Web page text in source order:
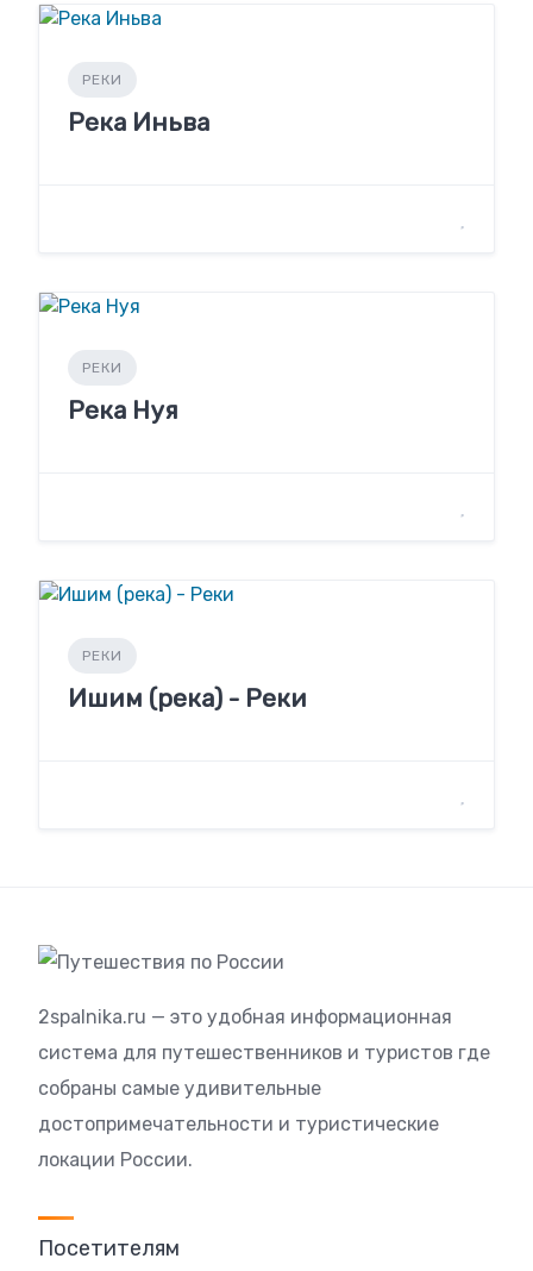
РЕКИ
Река Иньва
РЕКИ
Река Нуя
РЕКИ
Ишим (река) - Реки
2spalnika.ru — это удобная информационная
система для путешественников и туристов где
собраны самые удивительные
достопримечательности и туристические
локации России.
Посетителям